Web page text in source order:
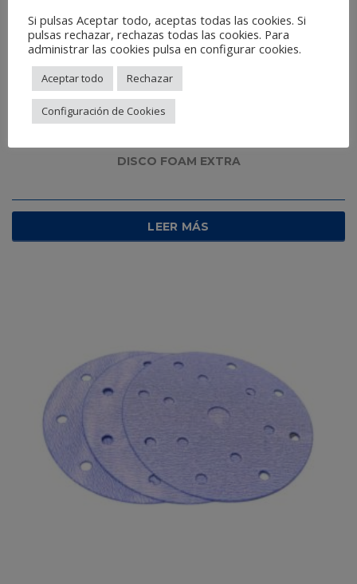
DISCO FOAM EXTRA
LEER MÁS
Si pulsas Aceptar todo, aceptas todas las cookies. Si
pulsas rechazar, rechazas todas las cookies. Para
administrar las cookies pulsa en configurar cookies.
Aceptar todo Rechazar
Configuración de Cookies